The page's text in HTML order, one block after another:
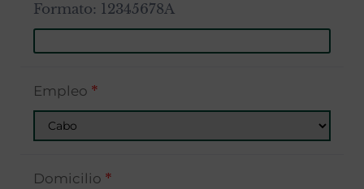
Formato: 12345678A
Empleo *
Domicilio *